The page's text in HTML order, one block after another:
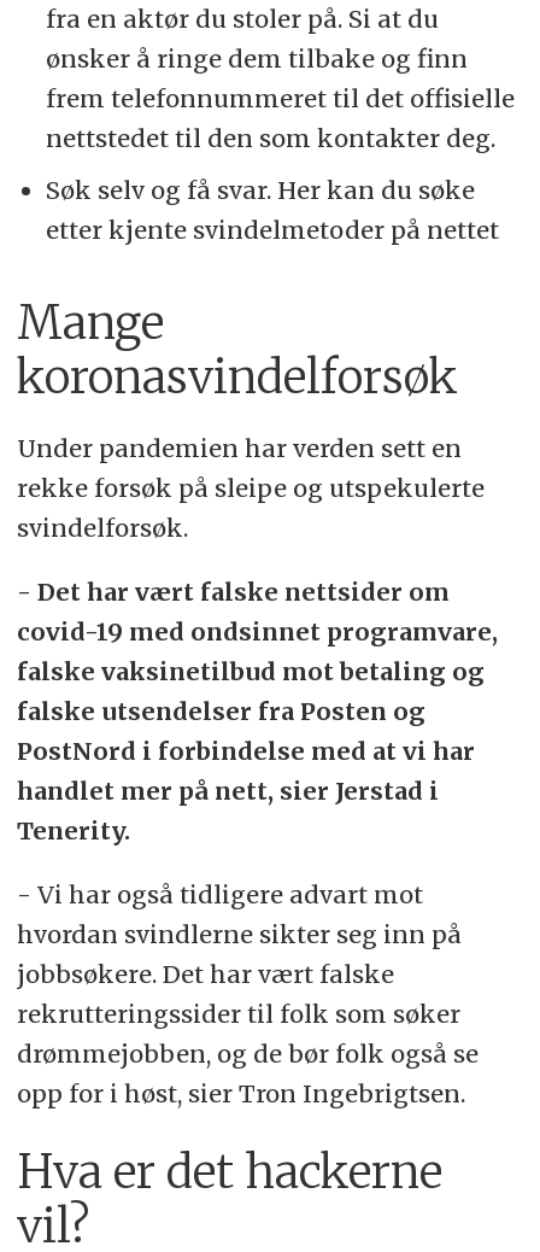
fra en aktør du stoler på. Si at du
ønsker å ringe dem tilbake og finn
frem telefonnummeret til det offisielle
nettstedet til den som kontakter deg.
Søk selv og få svar. Her kan du søke
etter kjente svindelmetoder på nettet
Mange
koronasvindelforsøk
Under pandemien har verden sett en
rekke forsøk på sleipe og utspekulerte
svindelforsøk.
- Det har vært falske nettsider om
covid-19 med ondsinnet programvare,
falske vaksinetilbud mot betaling og
falske utsendelser fra Posten og
PostNord i forbindelse med at vi har
handlet mer på nett, sier Jerstad i
Tenerity.
- Vi har også tidligere advart mot
hvordan svindlerne sikter seg inn på
jobbsøkere. Det har vært falske
rekrutteringssider til folk som søker
drømmejobben, og de bør folk også se
opp for i høst, sier Tron Ingebrigtsen.
Hva er det hackerne
vil?